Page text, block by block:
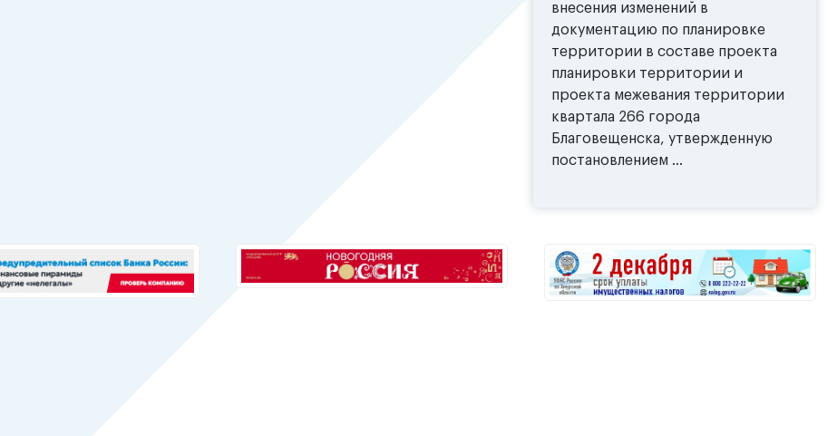
внесения изменений в
документацию по планировке
территории в составе проекта
планировки территории и
проекта межевания территории
квартала 266 города
Благовещенска, утвержденную
постановлением ...